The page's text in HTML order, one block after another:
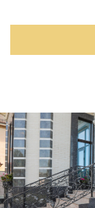
На участке
гостевой дом
рядом
Мега.